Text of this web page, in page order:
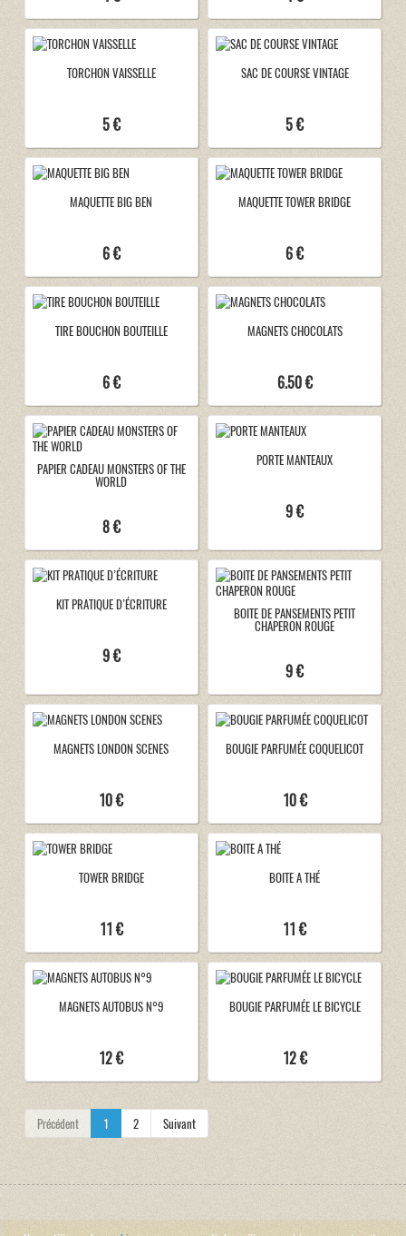
TORCHON VAISSELLE
5 €
SAC DE COURSE VINTAGE
5 €
MAQUETTE BIG BEN
6 €
MAQUETTE TOWER BRIDGE
6 €
TIRE BOUCHON BOUTEILLE
6 €
MAGNETS CHOCOLATS
6.50 €
PAPIER CADEAU MONSTERS OF THE
WORLD
8 €
PORTE MANTEAUX
9 €
KIT PRATIQUE D’ÉCRITURE
9 €
BOITE DE PANSEMENTS PETIT
CHAPERON ROUGE
9 €
MAGNETS LONDON SCENES
10 €
BOUGIE PARFUMÉE COQUELICOT
10 €
TOWER BRIDGE
11 €
BOITE A THÉ
11 €
MAGNETS AUTOBUS N°9
12 €
BOUGIE PARFUMÉE LE BICYCLE
12 €
Précédent 1 2 Suivant